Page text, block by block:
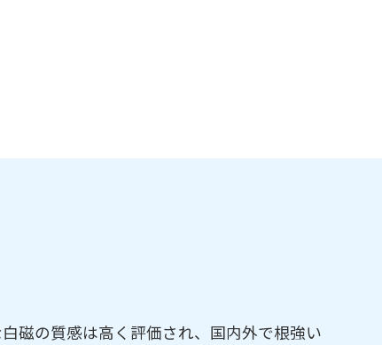
磁の質感は高く評価され、国内外で根強い